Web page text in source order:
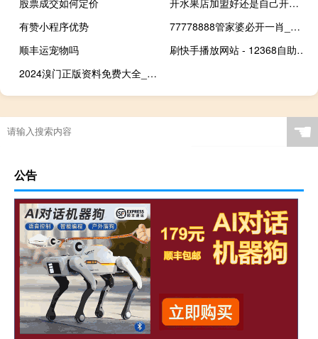
有赞小程序优势
77778888管家婆必开一肖_智能AI深度解析_百度移动统计版.213.1.310
顺丰运宠物吗
刷快手播放网站 - 12368自助查询系统
2024溴门正版资料免费大全_百度人工智能_安卓版636.64.1111
☚
公告